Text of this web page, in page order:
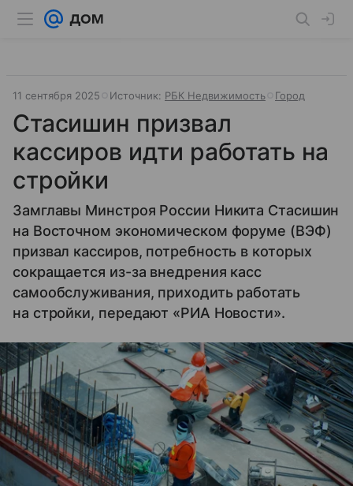
11 сентября 2025 Источник: РБК Недвижимость Город
Стасишин призвал
кассиров идти работать на
стройки
Замглавы Минстроя России Никита Стасишин
на Восточном экономическом форуме (ВЭФ)
призвал кассиров, потребность в которых
сокращается из-за внедрения касс
самообслуживания, приходить работать
на стройки, передают «РИА Новости».